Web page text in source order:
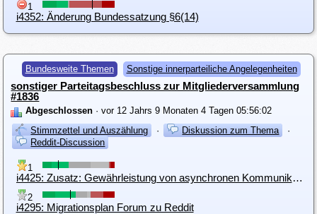
1
i4352: Änderung Bundessatzung §6(14)
Bundesweite Themen Sonstige innerparteiliche Angelegenheiten
sonstiger Parteitagsbeschluss zur Mitgliederversammlung
#1836
Abgeschlossen · vor 12 Jahrs 9 Monaten 4 Tagen 05:56:02
Stimmzettel und Auszählung
· Diskussion zum Thema
·
Reddit-Discussion
1
i4425: Zusatz: Gewährleistung von asynchronen Kommunikationsmöglichkeiten
2
i4295: Migrationsplan Forum zu Reddit